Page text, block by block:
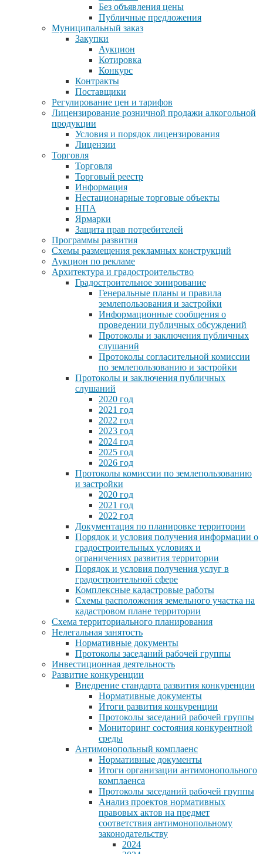
Без объявления цены
Публичные предложения
Муниципальный заказ
Закупки
Аукцион
Котировка
Конкурс
Контракты
Поставщики
Регулирование цен и тарифов
Лицензирование розничной продажи алкогольной
продукции
Условия и порядок лицензирования
Лицензии
Торговля
Торговля
Торговый реестр
Информация
Нестационарные торговые объекты
НПА
Ярмарки
Защита прав потребителей
Программы развития
Схемы размещения рекламных конструкций
Аукцион по рекламе
Архитектура и градостроительство
Градостроительное зонирование
Генеральные планы и правила
землепользования и застройки
Информационные сообщения о
проведении публичных обсуждений
Протоколы и заключения публичных
слушаний
Протоколы согласительной комиссии
по землепользованию и застройки
Протоколы и заключения публичных
слушаний
2020 год
2021 год
2022 год
2023 год
2024 год
2025 год
2026 год
Протоколы комиссии по землепользованию
и застройки
2020 год
2021 год
2022 год
Документация по планировке территории
Порядок и условия получения информации о
градостроительных условиях и
ограничениях развития территории
Порядок и условия получения услуг в
градостроительной сфере
Комплексные кадастровые работы
Схемы расположения земельного участка на
кадастровом плане территории
Схема территориального планирования
Нелегальная занятость
Нормативные документы
Протоколы заседаний рабочей группы
Инвестиционная деятельность
Развитие конкуренции
Внедрение стандарта развития конкуренции
Нормативные документы
Итоги развития конкуренции
Протоколы заседаний рабочей группы
Мониторинг состояния конкурентной
среды
Антимонопольный комплаенс
Нормативные документы
Итоги организации антимонопольного
комплаенса
Протоколы заседаний рабочей группы
Анализ проектов нормативных
правовых актов на предмет
соответствия антимонопольному
законодательству
2024